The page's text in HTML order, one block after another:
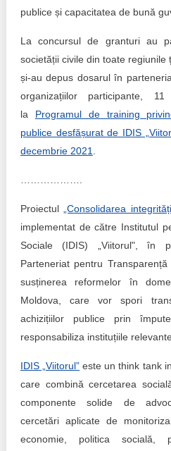
publice și capacitatea de bună
La concursul de granturi au
societății civile din toate
și-au depus dosarul în
organizațiilor participante,
la Programul de training
publice desfășurat de IDIS
decembrie 2021
Proiectul „Consolidarea
implementat de către Institutul
Sociale (IDIS) „Viitorul", în
Parteneriat pentru
susținerea reformelor în
Moldova, care vor spori
achizițiilor publice prin
responsabiliza instituțiile
IDIS „Viitorul” este un think tank
care combină cercetarea
componente solide de
cercetări aplicate de
economie, politica socială,